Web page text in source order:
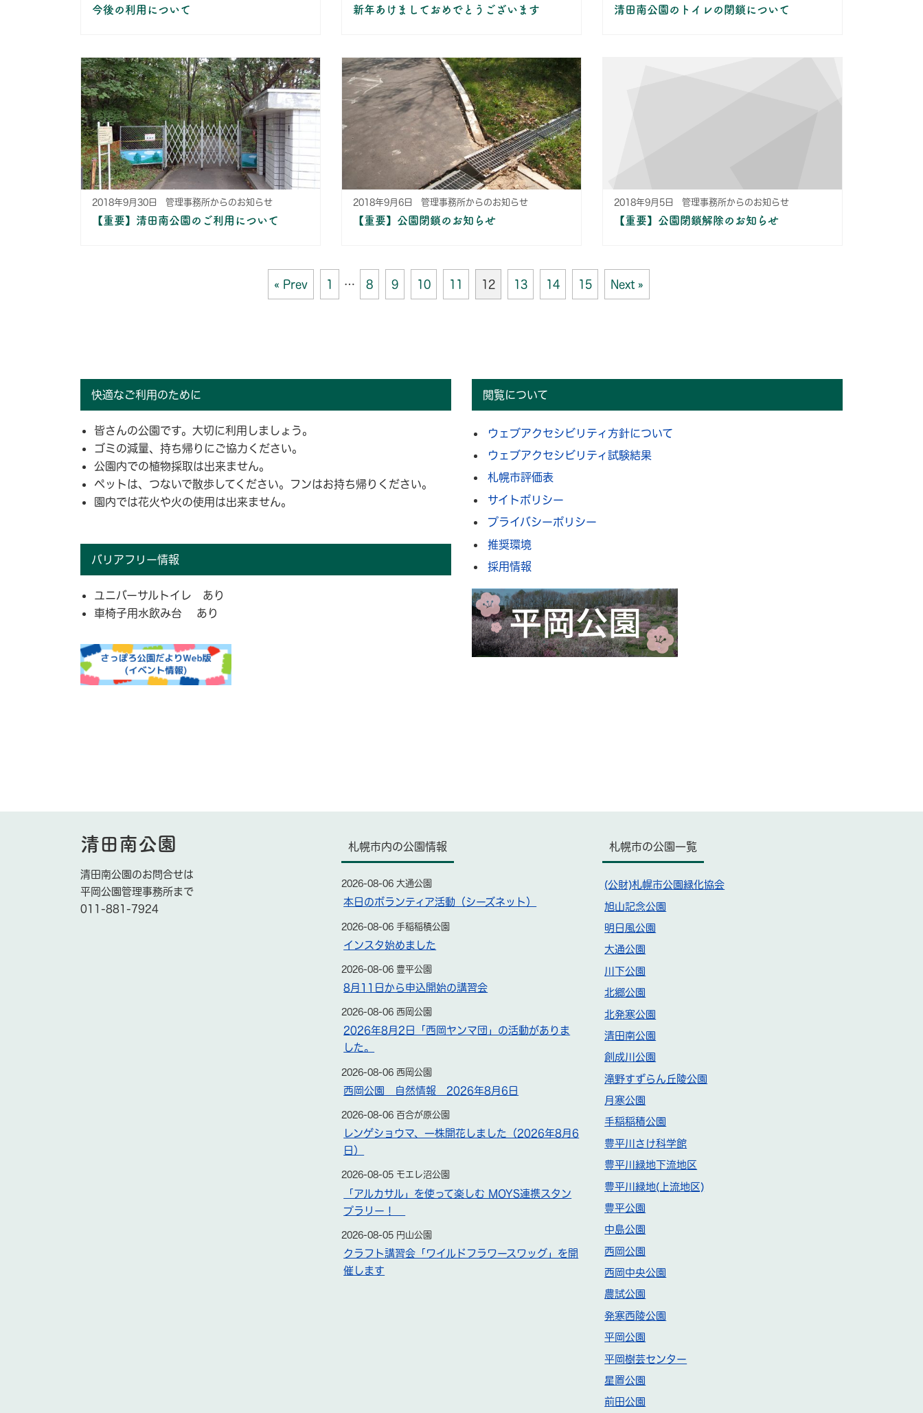
今後の利用について 新年あけましておめでとうございます 清田南公園のトイレの閉鎖について
2018年9月30日 管理事務所からのお知らせ
【重要】清田南公園のご利用について
2018年9月6日 管理事務所からのお知らせ
【重要】公園閉鎖のお知らせ
2018年9月5日 管理事務所からのお知らせ
【重要】公園閉鎖解除のお知らせ
« Prev 1 … 8 9 10 11 12 13 14 15 Next »
快適なご利用のために
皆さんの公園です。大切に利用しましょう。
ゴミの減量、持ち帰りにご協力ください。
公園内での植物採取は出来ません。
ペットは、つないで散歩してください。フンはお持ち帰りください。
園内では花火や火の使用は出来ません。
バリアフリー情報
ユニバーサルトイレ あり
車椅子用水飲み台 あり
閲覧について
ウェブアクセシビリティ方針について
ウェブアクセシビリティ試験結果
札幌市評価表
サイトポリシー
プライバシーポリシー
推奨環境
採用情報
清田南公園
清田南公園のお問合せは
平岡公園管理事務所まで
011-881-7924
札幌市内の公園情報
2026-08-06 大通公園
本日のボランティア活動（シーズネット）
2026-08-06 手稲稲積公園
インスタ始めました
2026-08-06 豊平公園
8月11日から申込開始の講習会
2026-08-06 西岡公園
2026年8月2日「西岡ヤンマ団」の活動がありま
した。
2026-08-06 西岡公園
西岡公園 自然情報 2026年8月6日
2026-08-06 百合が原公園
レンゲショウマ、一株開花しました（2026年8月6
日）
2026-08-05 モエレ沼公園
「アルカサル」を使って楽しむ MOYS連携スタン
プラリー！
2026-08-05 円山公園
クラフト講習会「ワイルドフラワースワッグ」を開
催します
札幌市の公園一覧
(公財)札幌市公園緑化協会
旭山記念公園
明日風公園
大通公園
川下公園
北郷公園
北発寒公園
清田南公園
創成川公園
滝野すずらん丘陵公園
月寒公園
手稲稲積公園
豊平川さけ科学館
豊平川緑地下流地区
豊平川緑地(上流地区)
豊平公園
中島公園
西岡公園
西岡中央公園
農試公園
発寒西陵公園
平岡公園
平岡樹芸センター
星置公園
前田公園